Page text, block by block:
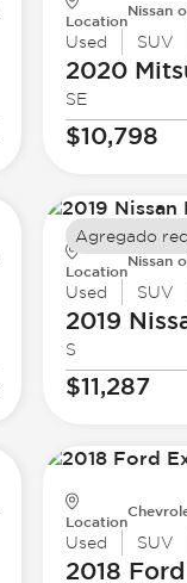
Location
Nissan
Used SUV
2020
SE
$10,798
Location
Nissan
Used SUV
2019
S
$11,287
Agregado
Location
Used SUV
2018 Ford